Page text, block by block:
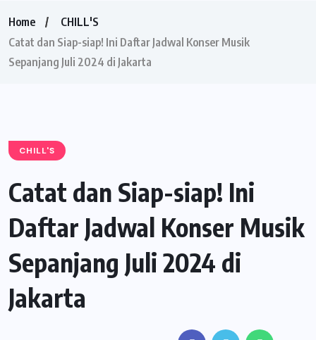
Home
CHILL'S
Catat dan Siap-siap! Ini Daftar Jadwal Konser Musik
Sepanjang Juli 2024 di Jakarta
CHILL'S
Catat dan Siap-siap! Ini
Daftar Jadwal Konser Musik
Sepanjang Juli 2024 di
Jakarta